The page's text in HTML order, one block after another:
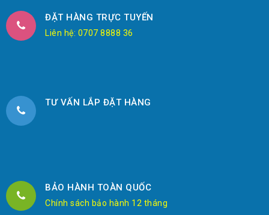
ĐẶT HÀNG TRỰC TUYẾN
Liên hệ: 0707 8888 36
TƯ VẤN LẮP ĐẶT HÀNG
BẢO HÀNH TOÀN QUỐC
Chính sách bảo hành 12 tháng